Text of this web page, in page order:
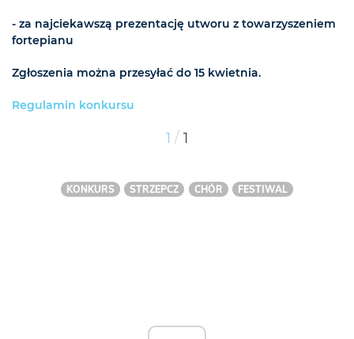
- za najciekawszą prezentację utworu z towarzyszeniem
fortepianu
Zgłoszenia można przesyłać do 15 kwietnia.
Regulamin konkursu
1 / 1
KONKURS STRZEPCZ CHÓR FESTIWAL